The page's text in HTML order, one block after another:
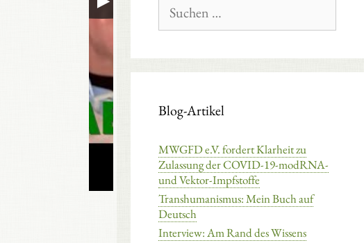
nach:
Blog-Artikel
MWGFD e.V. fordert Klarheit zu
Zulassung der COVID-19-modRNA-
und Vektor-Impfstoffe
Transhumanismus: Mein Buch auf
Deutsch
Interview: Am Rand des Wissens